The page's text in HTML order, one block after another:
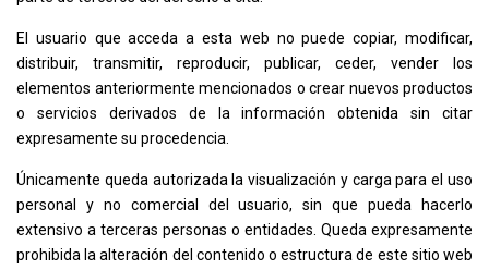
El usuario que acceda a esta web no puede copiar, modificar,
distribuir, transmitir, reproducir, publicar, ceder, vender los
elementos anteriormente mencionados o crear nuevos productos
o servicios derivados de la información obtenida sin citar
expresamente su procedencia.
Únicamente queda autorizada la visualización y carga para el uso
personal y no comercial del usuario, sin que pueda hacerlo
extensivo a terceras personas o entidades. Queda expresamente
prohibida la alteración del contenido o estructura de este sitio web